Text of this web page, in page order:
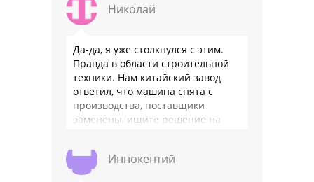
Николай
Да-да, я уже столкнулся с этим.
Правда в области строительной
техники. Нам китайский завод
ответил, что машина снята с
производства, поставщики
заменены, ищите решение на
официальном бланке …
Иннокентий